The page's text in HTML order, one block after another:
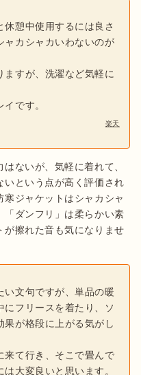
憩中使用するには良さ
ャカシャカいわないのが
ますが、洗濯など気軽に
です。
楽天
ないが、気軽に着れて、
いという点が高く評価され
ジャケットはシャカシャ
「ダンフリ」は柔らかい素
が擦れた音も気になりませ
い文句ですが、単品の暖
フリースを着たり、ソ
果が格段に上がる気がし
来て行き、そこで畳んで
大変良いと思います。